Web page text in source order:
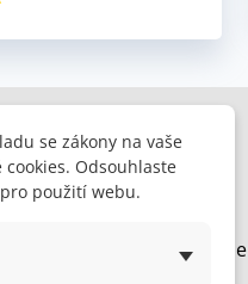
HLEDÁTE
Slevy
Nyní doporučujeme
se zákony na vaše
Odsouhlaste
použití webu.